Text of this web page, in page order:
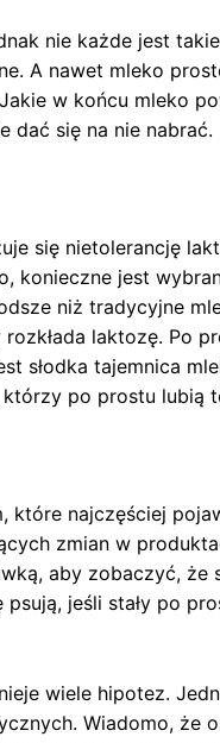
nie każde jest
A nawet mleko
w końcu mleko
dać się na nie nabrać.
się nietolerancję
konieczne jest
niż tradycyjne
laktozę. Po
słodka tajemnica
po prostu lubią
najczęściej
zmian w
aby zobaczyć, że
jeśli stały po
wiele hipotez.
Wiadomo, że